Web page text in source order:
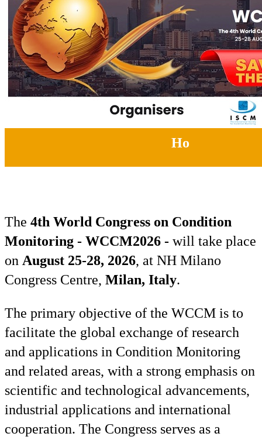
Но
The 4th World Congress on Condition
Monitoring - WCCM2026 - will take place
on August 25-28, 2026, at NH Milano
Congress Centre, Milan, Italy.
The primary objective of the WCCM is to
facilitate the global exchange of research
and applications in Condition Monitoring
and related areas, with a strong emphasis on
scientific and technological advancements,
industrial applications and international
cooperation. The Congress serves as a